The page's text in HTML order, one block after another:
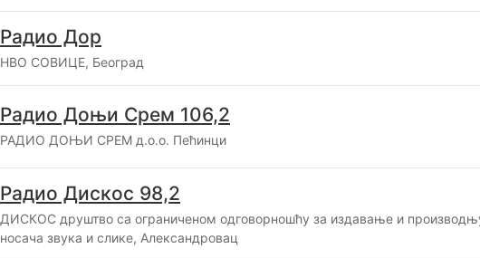
Радио Дор
НВО СОВИЦЕ, Београд
Радио Доњи Срем 106,2
РАДИО ДОЊИ СРЕМ д.о.о. Пећинци
Радио Дискос 98,2
ДИСКОС друштво са ограниченом одговорношћу за издавање и
носача звука и слике, Александровац